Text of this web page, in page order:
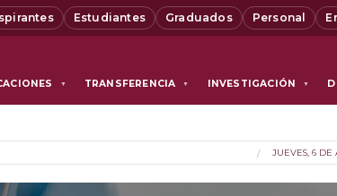
Estudiantes Graduados Personal
▼ TRANSFERENCIA ▼ INVESTIGACIÓN ▼
JUEVES, 6 DE